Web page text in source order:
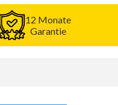
12 Monate
Garantie